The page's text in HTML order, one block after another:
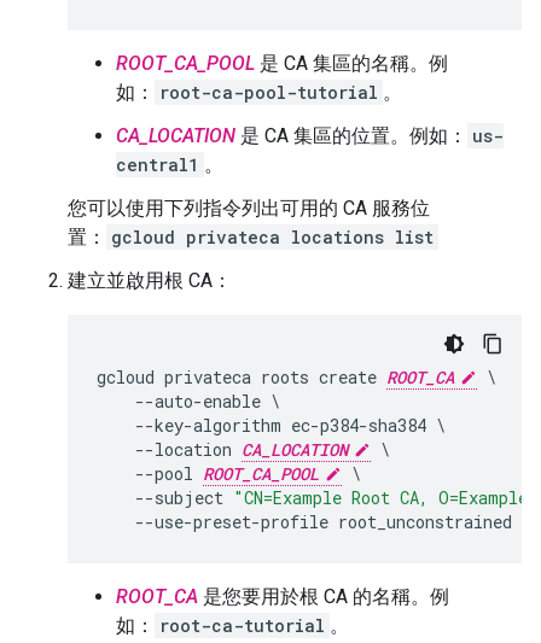
ROOT_CA_POOL 是 CA 集區的名稱。例
如：
root-ca-pool-tutorial 。
CA_LOCATION 是 CA 集區的位置。例如：
us-
central1 。
您可以使用下列指令列出可用的 CA 服務位
置：
gcloud privateca locations list
建立並啟用根 CA：
gcloud privateca roots create ROOT_CA
--auto-enable
--key-algorithm ec-p384-sha384
--location CA_LOCATION
--pool ROOT_CA_POOL
--subject "CN=Example Root CA,
--use-preset-profile root_unconstrained
ROOT_CA 是您要用於根 CA 的名稱。例
如：
root-ca-tutorial 。